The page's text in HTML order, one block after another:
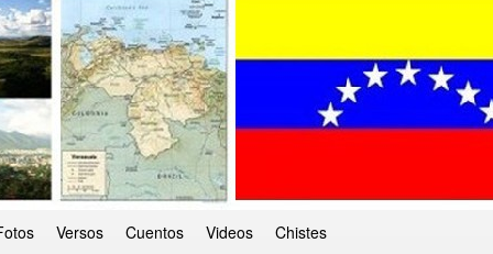
Versos Cuentos Videos Chistes